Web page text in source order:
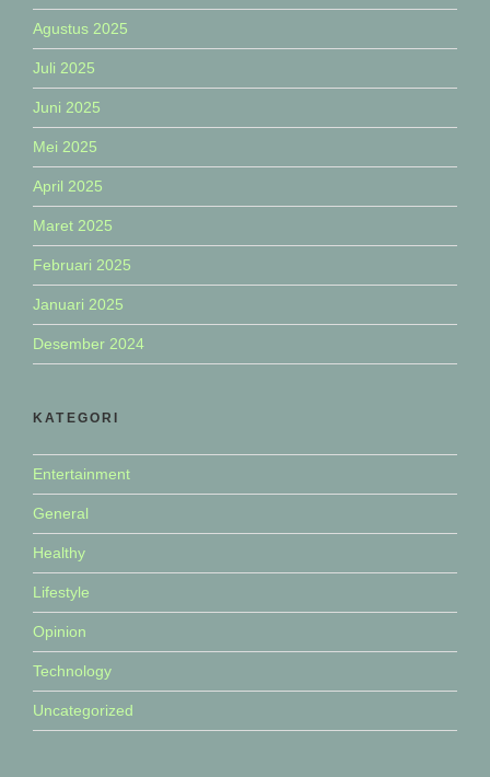
Agustus 2025
Juli 2025
Juni 2025
Mei 2025
April 2025
Maret 2025
Februari 2025
Januari 2025
Desember 2024
KATEGORI
Entertainment
General
Healthy
Lifestyle
Opinion
Technology
Uncategorized